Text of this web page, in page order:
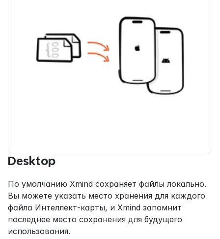
Desktop
По умолчанию Xmind сохраняет файлы локально.
Вы можете указать место хранения для каждого
файла Интеллект-карты, и Xmind запомнит
последнее место сохранения для будущего
использования.